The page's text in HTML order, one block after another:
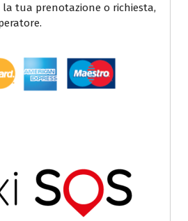
tua prenotazione o richiesta,